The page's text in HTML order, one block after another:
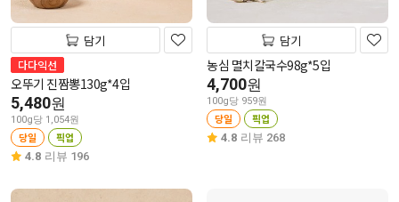
담기
다다익선
오뚜기 진짬뽕130g*4입
5,480원
100g당 1,054원
당일 픽업
4.8 리뷰 196
담기
농심 멸치칼국수98g*5입
4,700원
100g당 959원
당일 픽업
4.8 리뷰 268